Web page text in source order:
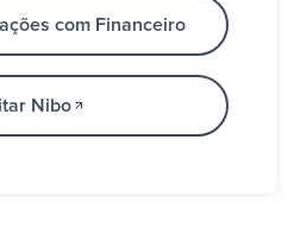
com Financeiro
Nibo